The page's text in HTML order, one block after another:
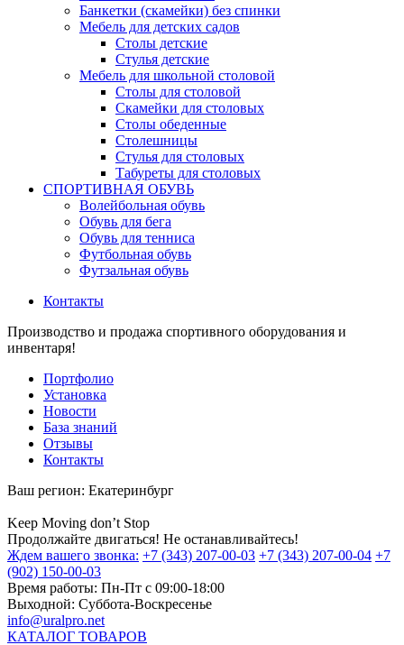
Банкетки (скамейки) без спинки
Мебель для детских садов
Столы детские
Стулья детские
Мебель для школьной столовой
Столы для столовой
Скамейки для столовых
Столы обеденные
Столешницы
Стулья для столовых
Табуреты для столовых
СПОРТИВНАЯ ОБУВЬ
Волейбольная обувь
Обувь для бега
Обувь для тенниса
Футбольная обувь
Футзальная обувь
Контакты
Производство и продажа спортивного оборудования и
инвентаря!
Портфолио
Установка
Новости
База знаний
Отзывы
Контакты
Ваш регион: Екатеринбург
Keep Moving don’t Stop
Продолжайте двигаться! Не останавливайтесь!
Ждем вашего звонка: +7 (343) 207-00-03 +7 (343) 207-00-04 +7
(902) 150-00-03
Время работы: Пн-Пт с 09:00-18:00
Выходной: Суббота-Воскресенье
info@uralpro.net
КАТАЛОГ ТОВАРОВ